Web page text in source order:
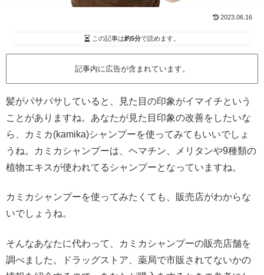
2023.06.16
この記事は約5分で読めます。
記事内に広告が含まれています。
髪がパサパサしていると、見た目の印象がイマイチという
ことがありますね。あなたが見た目印象の改善をしたいな
ら、カミカ(kamika)シャンプーを使ってみてもいいでしょ
うね。カミカシャンプーは、ヘマチン、メリタンや9種類の
植物エキスが使われてるシャンプーとなっていますね。
カミカシャンプーを使ってみたくても、販売店がわからな
いでしょうね。
そんなあなたに代わって、カミカシャンプーの販売店舗を
調べました。ドラッグストア、薬局で市販されてないかの